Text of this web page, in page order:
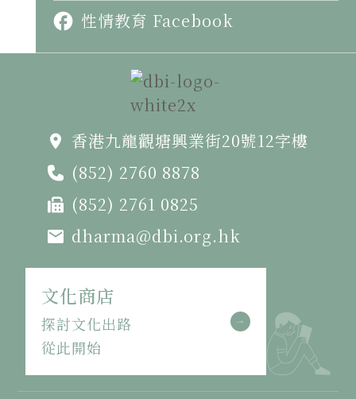
性情教育 Facebook
香港九龍觀塘興業街20號12字樓
(852) 2760 8878
(852) 2761 0825
dharma@dbi.org.hk
文化商店
探討文化出路
從此開始